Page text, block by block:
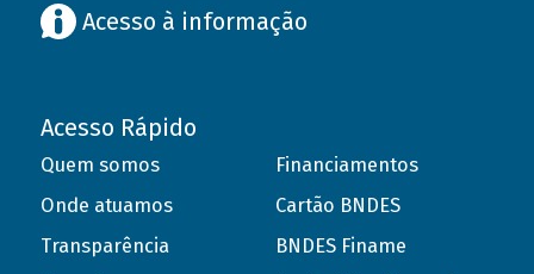
Acesso à informação
Acesso Rápido
Quem somos
Onde atuamos
Transparência
Financiamentos
Cartão BNDES
BNDES Finame